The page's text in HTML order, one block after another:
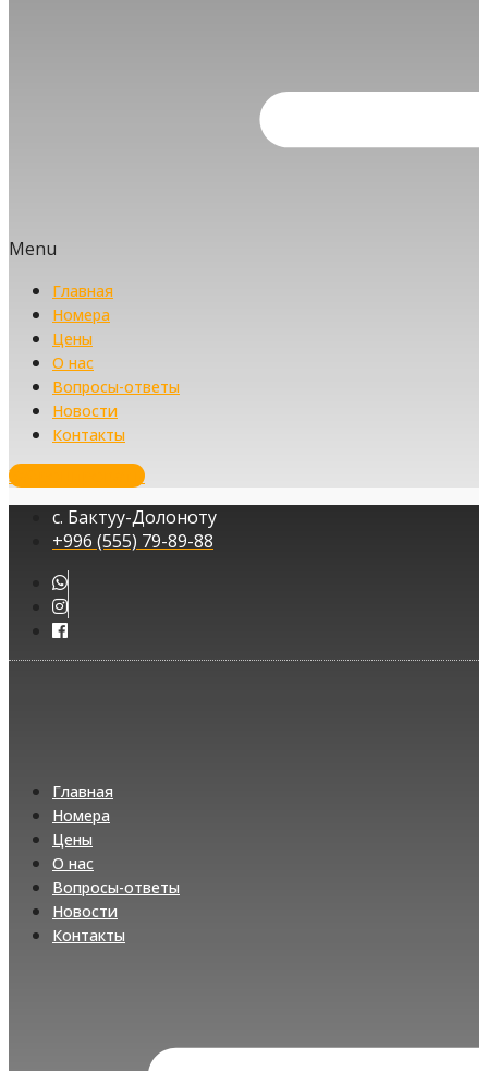
Menu
Главная
Номера
Цены
О нас
Вопросы-ответы
Новости
Контакты
Забронировать
с. Бактуу-Долоноту
+996 (555) 79-89-88
Главная
Номера
Цены
О нас
Вопросы-ответы
Новости
Контакты